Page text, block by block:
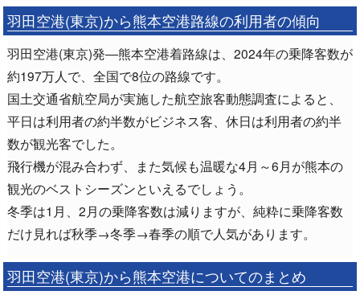
羽田空港(東京)から熊本空港路線の利用者の傾向
羽田空港(東京)発―熊本空港着路線は、2024年の乗降客数が
約197万人で、全国で8位の路線です。
国土交通省航空局が実施した航空旅客動態調査によると、
平日は利用者の約半数がビジネス客、休日は利用者の約半
数が観光客でした。
飛行機が混み合わず、また気候も温暖な4月～6月が熊本の
観光のベストシーズンといえるでしょう。
冬季は1月、2月の乗降客数は減りますが、純粋に乗降客数
だけ見れば秋季→冬季→春季の順で人気があります。
羽田空港(東京)から熊本空港についてのまとめ